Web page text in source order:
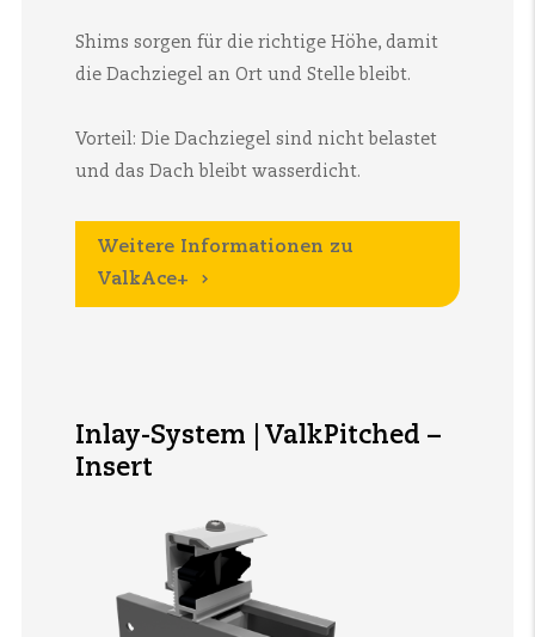
Shims sorgen für die richtige Höhe, damit
die Dachziegel an Ort und Stelle bleibt.
Vorteil: Die Dachziegel sind nicht belastet
und das Dach bleibt wasserdicht.
Weitere Informationen zu
ValkAce+
Inlay-System | ValkPitched –
Insert